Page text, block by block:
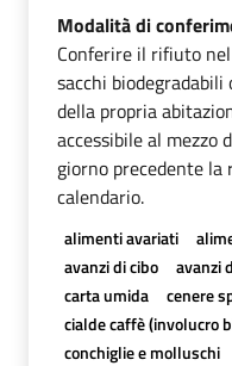
Modalità di
Conferire il rifiuto
sacchi
della propria
accessibile al mezzo
giorno precedente la
calendario.
alimenti avariati
avanzi di cibo
avanzi
carta umida
cenere
cialde caffè (involucro
conchiglie e molluschi